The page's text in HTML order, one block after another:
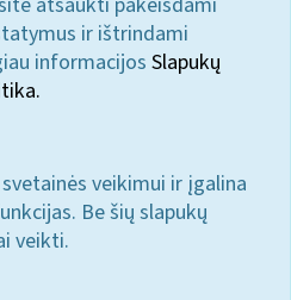
ir ištrindami
informacijos Slapukų
veikimui ir įgalina
Be šių slapukų
veikti.